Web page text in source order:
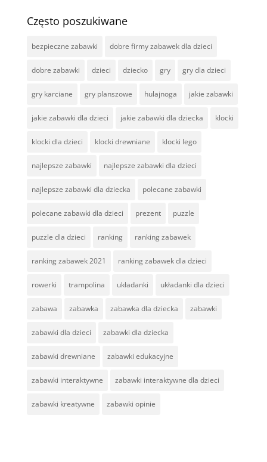
Często poszukiwane
bezpieczne zabawki dobre firmy zabawek dla dzieci
dobre zabawki dzieci dziecko gry gry dla dzieci
gry karciane gry planszowe hulajnoga jakie zabawki
jakie zabawki dla dzieci jakie zabawki dla dziecka klocki
klocki dla dzieci klocki drewniane klocki lego
najlepsze zabawki najlepsze zabawki dla dzieci
najlepsze zabawki dla dziecka polecane zabawki
polecane zabawki dla dzieci prezent puzzle
puzzle dla dzieci ranking ranking zabawek
ranking zabawek 2021 ranking zabawek dla dzieci
rowerki trampolina układanki układanki dla dzieci
zabawa zabawka zabawka dla dziecka zabawki
zabawki dla dzieci zabawki dla dziecka
zabawki drewniane zabawki edukacyjne
zabawki interaktywne zabawki interaktywne dla dzieci
zabawki kreatywne zabawki opinie